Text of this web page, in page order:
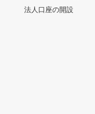
法人口座の開設